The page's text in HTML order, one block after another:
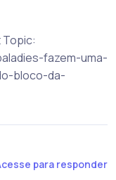
Topic:
fazem-uma-
bloco-da-
para responder